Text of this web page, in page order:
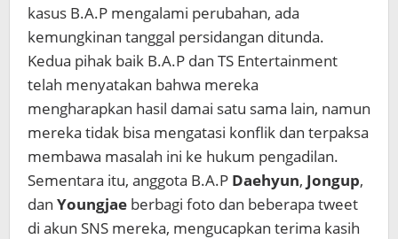
kasus B.A.P mengalami perubahan, ada
kemungkinan tanggal persidangan ditunda.
Kedua pihak baik B.A.P dan TS Entertainment
telah menyatakan bahwa mereka
mengharapkan hasil damai satu sama lain, namun
mereka tidak bisa mengatasi konflik dan terpaksa
membawa masalah ini ke hukum pengadilan.
Sementara itu, anggota B.A.P Daehyun, Jongup,
dan Youngjae berbagi foto dan beberapa tweet
di akun SNS mereka, mengucapkan terima kasih